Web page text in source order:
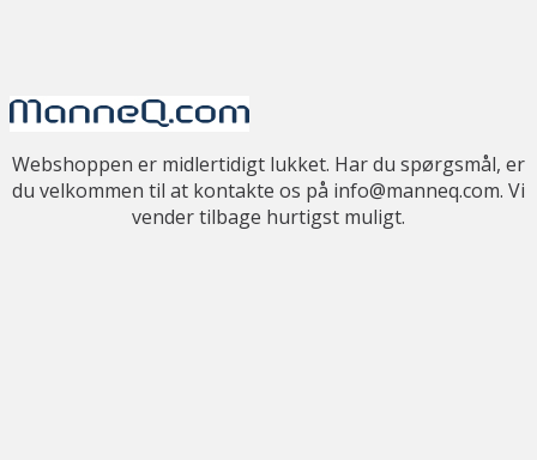
Webshoppen er midlertidigt lukket. Har du spørgsmål, er
du velkommen til at kontakte os på info@manneq.com. Vi
vender tilbage hurtigst muligt.